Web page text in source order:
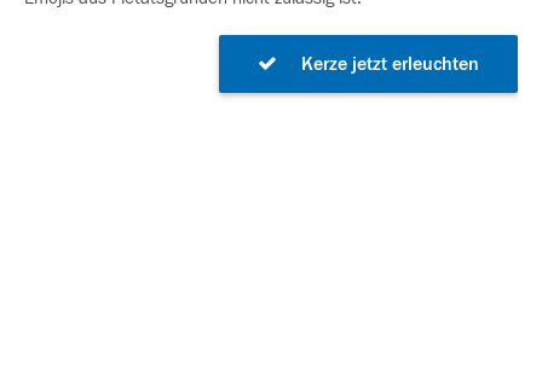
Kerze jetzt erleuchten